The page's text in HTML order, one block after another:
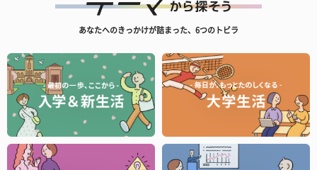
あなたへのきっかけが詰まった、6つのトビラ